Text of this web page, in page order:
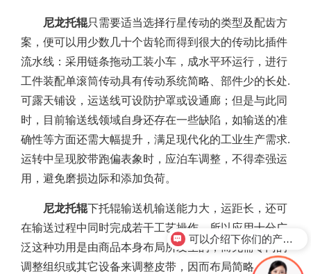
尼龙托辊只需要适当选择行星传动的类型及配齿方
案，便可以用少数几十个齿轮而得到很大的传动比插件
流水线：采用链条拖动工装小车，成水平环运行，进行
工件装配单滚筒传动具有传动系统简略、部件少的长处.
可露天铺设，运送线可设防护罩或设通廊；但是与此同
时，目前输送线领域自身还存在一些缺陷，如输送的准
确性等方面还需大幅提升，满足现代化的工业生产需求.
运转中呈现胶带跑偏表象时，应泊车调整，不得牵强运
用，避免磨损边际和添加负荷。
尼龙托辊 下托辊输送机输送能力大，运距长，还可
在输送过程中同时完成若干工艺操作，所以应用十分广
泛这种功用是由商品本身布局所发生的，而无需专门的
调整组织或其它设备来调整皮带，因而布局简略，在调
可以介绍下你们的产品么？